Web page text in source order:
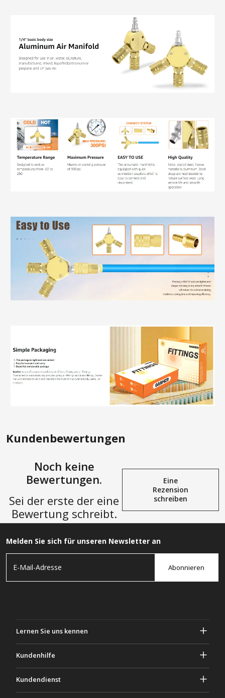
Kundenbewertungen
Noch keine
Bewertungen.
Sei der erste der eine
Bewertung schreibt.
Eine
Rezension
schreiben
Melden Sie sich für unseren Newsletter an
Abonnieren
Lernen Sie uns kennen
Geschäftsbedingungen
Kundenhilfe
Kundendienst